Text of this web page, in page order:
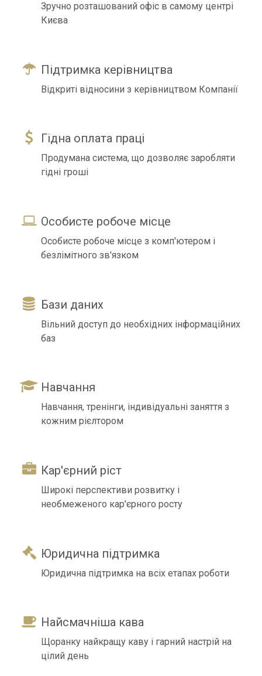
Зручно розташований офіс в самому центрі
Києва
Підтримка керівництва
Відкриті відносини з керівництвом Компанії
Гідна оплата праці
Продумана система, що дозволяє заробляти
гідні гроші
Особисте робоче місце
Особисте робоче місце з комп'ютером і
безлімітного зв'язком
Бази даних
Вільний доступ до необхідних інформаційних
баз
Навчання
Навчання, тренінги, індивідуальні заняття з
кожним рієлтором
Кар'єрний ріст
Широкі перспективи розвитку і
необмеженого кар'єрного росту
Юридична підтримка
Юридична підтримка на всіх етапах роботи
Найсмачніша кава
Щоранку найкращу каву і гарний настрій на
цілий день